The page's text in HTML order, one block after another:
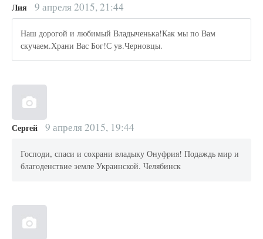
Лия 9 апреля 2015, 21:44
Наш дорогой и любимый Владыченька!Как мы по Вам
скучаем.Храни Вас Бог!С ув.Черновцы.
Сергей 9 апреля 2015, 19:44
Господи, спаси и сохрани владыку Онуфрия! Подаждь мир и
благоденствие земле Украинской. Челябинск